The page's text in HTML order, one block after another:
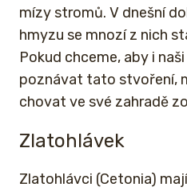
mízy stromů. V dnešní
hmyzu se mnozí z nich
Pokud chceme, aby i
poznávat tato stvoření,
chovat ve své zahradě
Zlatohlávek
Zlatohlávci (Cetonia)